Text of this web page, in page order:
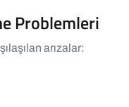
Problemleri
arızalar: